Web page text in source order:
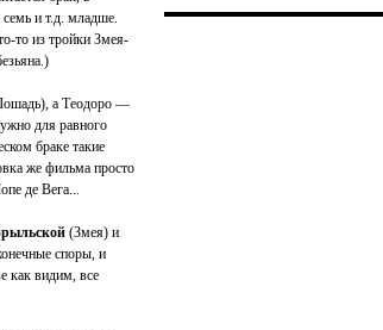
семь и т.д. младше.
то из тройки Змея-
а Теодоро —
для равного
браке такие
же фильма просто
де Вега...
(Змея) и
споры, и
как видим, все